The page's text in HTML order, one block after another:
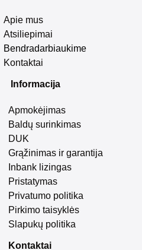
Apie mus
Atsiliepimai
Bendradarbiaukime
Kontaktai
Informacija
Apmokėjimas
Baldų surinkimas
DUK
Grąžinimas ir garantija
Inbank lizingas
Pristatymas
Privatumo politika
Pirkimo taisyklės
Slapukų politika
Kontaktai